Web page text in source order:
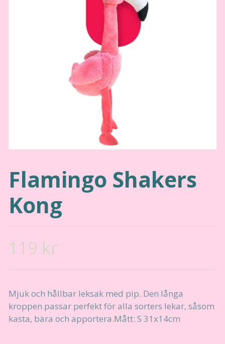
Flamingo Shakers
Kong
119 kr
Mjuk och hållbar leksak med pip. Den långa
kroppen passar perfekt för alla sorters lekar, såsom
kasta, bära och apportera.Mått: S 31x14cm